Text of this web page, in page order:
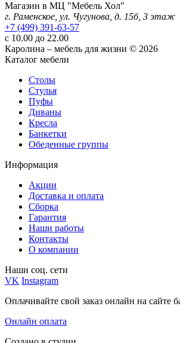
Магазин в МЦ "Мебель Хол"
г. Раменское, ул. Чугунова, д. 15б, 3 этаж
+7 (499) 391-63-57
с 10.00 до 22.00
Каролина – мебель для жизни © 2026
Каталог мебели
Столы
Стулья
Пуфы
Диваны
Кресла
Банкетки
Обеденные группы
Информация
Акции
Доставка и оплата
Сборка
Гарантия
Наши работы
Контакты
О компании
Наши соц. сети
VK Instagram
Оплачивайте свой заказ онлайн на сайте
Онлайн оплата